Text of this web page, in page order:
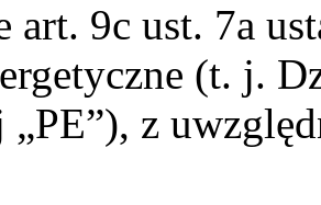
art. 9c ust. 7a
(t. j.
„PE”), z